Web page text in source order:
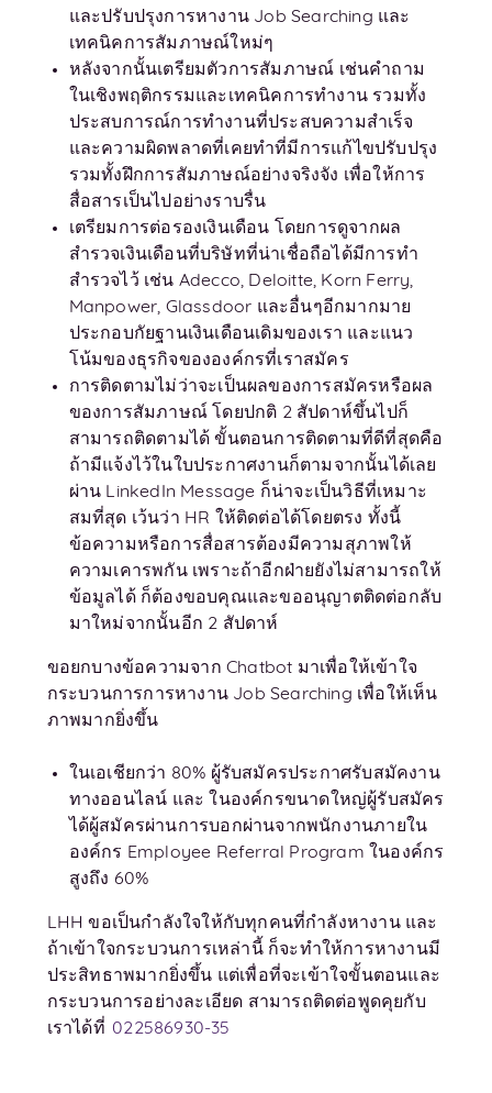
และปรับปรุงการหางาน Job Searching และ
เทคนิคการสัมภาษณ์ใหม่ๆ
หลังจากนั้นเตรียมตัวการสัมภาษณ์ เช่นคำถาม
ในเชิงพฤติกรรมและเทคนิคการทำงาน รวมทั้ง
ประสบการณ์การทำงานที่ประสบความสำเร็จ
และความผิดพลาดที่เคยทำที่มีการแก้ไขปรับปรุง
รวมทั้งฝึกการสัมภาษณ์อย่างจริงจัง เพื่อให้การ
สื่อสารเป็นไปอย่างราบรื่น
เตรียมการต่อรองเงินเดือน โดยการดูจากผล
สำรวจเงินเดือนที่บริษัทที่น่าเชื่อถือได้มีการทำ
สำรวจไว้ เช่น Adecco, Deloitte, Korn Ferry,
Manpower, Glassdoor และอื่นๆอีกมากมาย
ประกอบกัยฐานเงินเดือนเดิมของเรา และแนว
โน้มของธุรกิจขององค์กรที่เราสมัคร
การติดตามไม่ว่าจะเป็นผลของการสมัครหรือผล
ของการสัมภาษณ์ โดยปกติ 2 สัปดาห์ขึ้นไปก็
สามารถติดตามได้ ขั้นตอนการติดตามที่ดีที่สุดคือ
ถ้ามีแจ้งไว้ในใบประกาศงานก็ตามจากนั้นได้เลย
ผ่าน LinkedIn Message ก็น่าจะเป็นวิธีที่เหมาะ
สมที่สุด เว้นว่า HR ให้ติดต่อได้โดยตรง ทั้งนี้
ข้อความหรือการสื่อสารต้องมีความสุภาพให้
ความเคารพกัน เพราะถ้าอีกฝ่ายยังไม่สามารถให้
ข้อมูลได้ ก็ต้องขอบคุณและขออนุญาตติดต่อกลับ
มาใหม่จากนั้นอีก 2 สัปดาห์
ขอยกบางข้อความจาก Chatbot มาเพื่อให้เข้าใจ
กระบวนการการหางาน Job Searching เพื่อให้เห็น
ภาพมากยิ่งขึ้น
ในเอเชียกว่า 80% ผู้รับสมัครประกาศรับสมัคงาน
ทางออนไลน์ และ ในองค์กรขนาดใหญ่ผู้รับสมัคร
ได้ผู้สมัครผ่านการบอกผ่านจากพนักงานภายใน
องค์กร Employee Referral Program ในองค์กร
สูงถึง 60%
LHH ขอเป็นกำลังใจให้กับทุกคนที่กำลังหางาน และ
ถ้าเข้าใจกระบวนการเหล่านี้ ก็จะทำให้การหางานมี
ประสิทธาพมากยิ่งขึ้น แต่เพื่อที่จะเข้าใจขั้นตอนและ
กระบวนการอย่างละเอียด สามารถติดต่อพูดคุยกับ
เราได้ที่ 022586930-35